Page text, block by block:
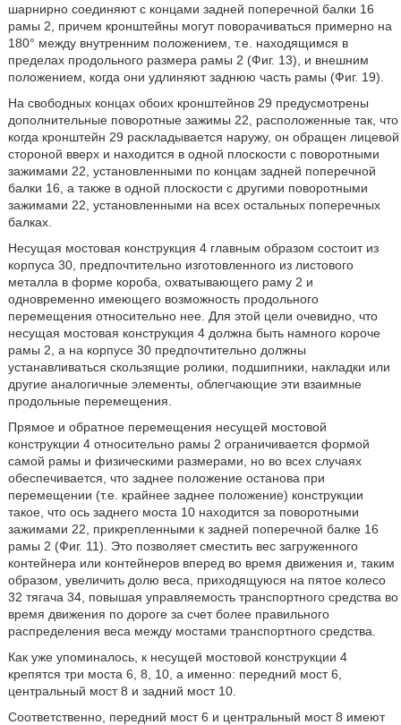
шарнирно соединяют с концами задней поперечной балки 16
рамы 2, причем кронштейны могут поворачиваться примерно на
180° между внутренним положением, т.е. находящимся в
пределах продольного размера рамы 2 (Фиг. 13), и внешним
положением, когда они удлиняют заднюю часть рамы (Фиг. 19).
На свободных концах обоих кронштейнов 29 предусмотрены
дополнительные поворотные зажимы 22, расположенные так, что
когда кронштейн 29 раскладывается наружу, он обращен лицевой
стороной вверх и находится в одной плоскости с поворотными
зажимами 22, установленными по концам задней поперечной
балки 16, а также в одной плоскости с другими поворотными
зажимами 22, установленными на всех остальных поперечных
балках.
Несущая мостовая конструкция 4 главным образом состоит из
корпуса 30, предпочтительно изготовленного из листового
металла в форме короба, охватывающего раму 2 и
одновременно имеющего возможность продольного
перемещения относительно нее. Для этой цели очевидно, что
несущая мостовая конструкция 4 должна быть намного короче
рамы 2, а на корпусе 30 предпочтительно должны
устанавливаться скользящие ролики, подшипники, накладки или
другие аналогичные элементы, облегчающие эти взаимные
продольные перемещения.
Прямое и обратное перемещения несущей мостовой
конструкции 4 относительно рамы 2 ограничивается формой
самой рамы и физическими размерами, но во всех случаях
обеспечивается, что заднее положение останова при
перемещении (т.е. крайнее заднее положение) конструкции
такое, что ось заднего моста 10 находится за поворотными
зажимами 22, прикрепленными к задней поперечной балке 16
рамы 2 (Фиг. 11). Это позволяет сместить вес загруженного
контейнера или контейнеров вперед во время движения и, таким
образом, увеличить долю веса, приходящуюся на пятое колесо
32 тягача 34, повышая управляемость транспортного средства во
время движения по дороге за счет более правильного
распределения веса между мостами транспортного средства.
Как уже упоминалось, к несущей мостовой конструкции 4
крепятся три моста 6, 8, 10, а именно: передний мост 6,
центральный мост 8 и задний мост 10.
Соответственно, передний мост 6 и центральный мост 8 имеют